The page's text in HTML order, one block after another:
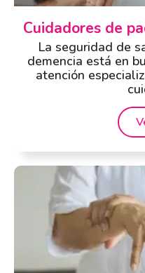
Cuidadores de
La seguridad de
demencia está en
atención